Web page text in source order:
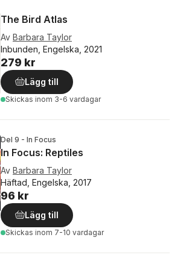
The Bird Atlas
Av Barbara Taylor
Inbunden, Engelska, 2021
279 kr
Lägg till
Skickas inom 3-6 vardagar
Del 9 - In Focus
In Focus: Reptiles
Av Barbara Taylor
Häftad, Engelska, 2017
96 kr
Lägg till
Skickas inom 7-10 vardagar